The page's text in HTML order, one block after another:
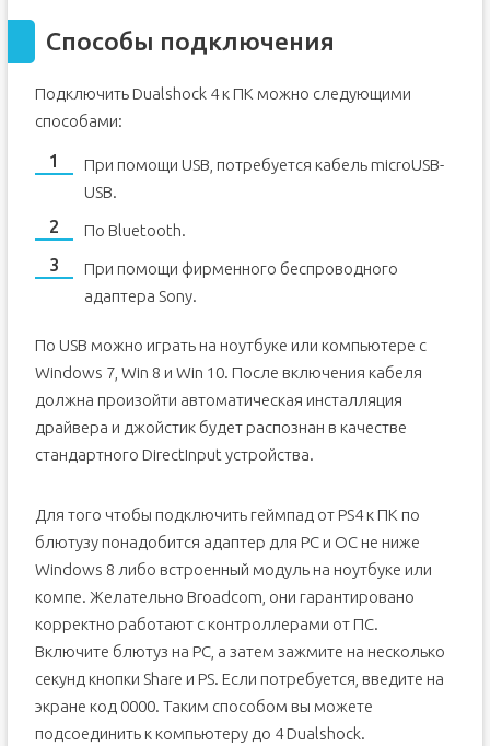
Способы подключения
Подключить Dualshock 4 к ПК можно следующими
способами:
При помощи USB, потребуется кабель microUSB-
USB.
По Bluetooth.
При помощи фирменного беспроводного
адаптера Sony.
По USB можно играть на ноутбуке или компьютере с
Windows 7, Win 8 и Win 10. После включения кабеля
должна произойти автоматическая инсталляция
драйвера и джойстик будет распознан в качестве
стандартного DirectInput устройства.
Для того чтобы подключить геймпад от PS4 к ПК по
блютузу понадобится адаптер для PC и ОС не ниже
Windows 8 либо встроенный модуль на ноутбуке или
компе. Желательно Broadcom, они гарантировано
корректно работают с контроллерами от ПС.
Включите блютуз на PC, а затем зажмите на несколько
секунд кнопки Share и PS. Если потребуется, введите на
экране код 0000. Таким способом вы можете
подсоединить к компьютеру до 4 Dualshock.